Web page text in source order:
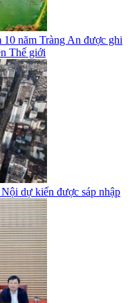
năm Tràng An được ghi
Thế giới
dự kiến được sáp nhập